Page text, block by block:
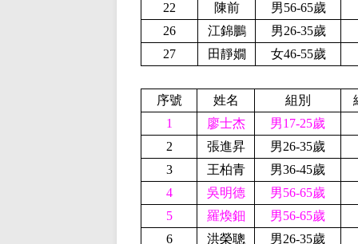
22
陳前
男56-65歲
26
江錦鵬
男26-35歲
27
田靜嫺 女46-55歲
序號 姓名 組別
1
廖士杰
男17-25歲
2
張進昇
男26-35歲
3
王柏青
男36-45歲
4
吳明德
男56-65歲
5
羅煥鈿
男56-65歲
6
洪榮聰
男26-35歲